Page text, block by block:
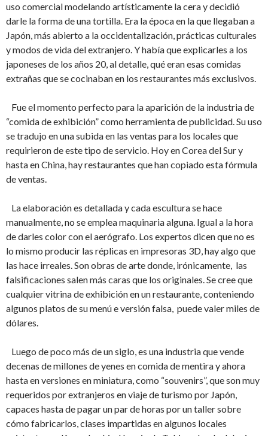
uso comercial modelando artísticamente la cera y decidió
darle la forma de una tortilla. Era la época en la que llegaban a
Japón, más abierto a la occidentalización, prácticas culturales
y modos de vida del extranjero. Y había que explicarles a los
japoneses de los años 20, al detalle, qué eran esas comidas
extrañas que se cocinaban en los restaurantes más exclusivos.
Fue el momento perfecto para la aparición de la industria de
“comida de exhibición” como herramienta de publicidad. Su uso
se tradujo en una subida en las ventas para los locales que
requirieron de este tipo de servicio. Hoy en Corea del Sur y
hasta en China, hay restaurantes que han copiado esta fórmula
de ventas.
La elaboración es detallada y cada escultura se hace
manualmente, no se emplea maquinaria alguna. Igual a la hora
de darles color con el aerógrafo. Los expertos dicen que no es
lo mismo producir las réplicas en impresoras 3D, hay algo que
las hace irreales. Son obras de arte donde, irónicamente, las
falsificaciones salen más caras que los originales. Se cree que
cualquier vitrina de exhibición en un restaurante, conteniendo
algunos platos de su menú e versión falsa, puede valer miles de
dólares.
Luego de poco más de un siglo, es una industria que vende
decenas de millones de yenes en comida de mentira y ahora
hasta en versiones en miniatura, como “souvenirs”, que son muy
requeridos por extranjeros en viaje de turismo por Japón,
capaces hasta de pagar un par de horas por un taller sobre
cómo fabricarlos, clases impartidas en algunos locales